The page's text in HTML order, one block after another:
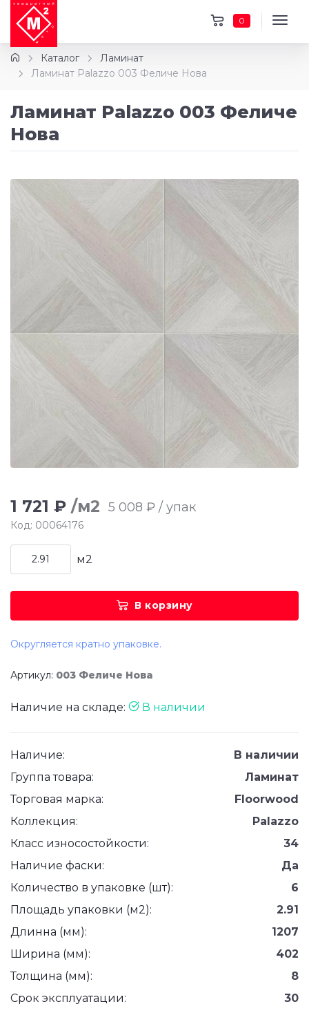
0
Каталог
Ламинат
Ламинат Palazzo 003 Феличе Нова
Ламинат Palazzo 003 Феличе
Нова
1 721 ₽ /м2 5 008 ₽ / упак
Код: 00064176
м2
В корзину
Округляется кратно упаковке.
Артикул: 003 Феличе Нова
Наличие на складе: В наличии
Наличие:
В наличии
Группа товара:
Ламинат
Торговая марка:
Floorwood
Коллекция:
Palazzo
Класс износостойкости:
34
Наличие фаски:
Да
Количество в упаковке (шт):
6
Площадь упаковки (м2):
2.91
Длинна (мм):
1207
Ширина (мм):
402
Толщина (мм):
8
Срок эксплуатации:
30